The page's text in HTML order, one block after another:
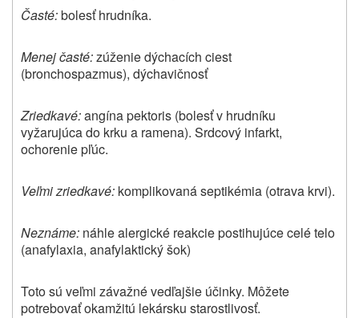
Časté:bolesť hrudníka.
Menej časté:zúženie dýchacích ciest
(bronchospazmus), dýchavičnosť
Zriedkavé:angína pektoris (bolesť v hrudníku
vyžarujúca do krku a ramena). Srdcový infarkt,
ochorenie pľúc.
Veľmi zriedkavé: komplikovaná septikémia (otrava krvi).
Neznáme: náhle alergické reakcie postihujúce celé telo
(anafylaxia, anafylaktický šok)
Toto sú veľmi závažné vedľajšie účinky. Môžete
potrebovať okamžitú lekársku starostlivosť.